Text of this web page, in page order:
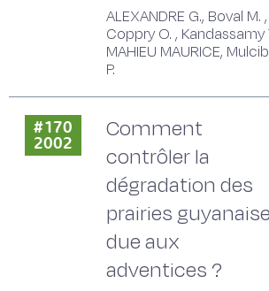
ALEXANDRE G., Boval M. ,
Coppry O. , Kandassamy
MAHIEU MAURICE,
P.
#170
2002
Comment
contrôler la
dégradation des
prairies
due aux
adventices ?